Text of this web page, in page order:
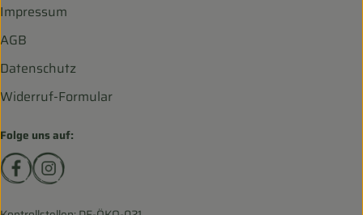
Impressum
AGB
Datenschutz
Widerruf-Formular
Folge uns auf:
Externer Link zu https://www.facebook.com/
Externer Link zu https://www.instagram.com/